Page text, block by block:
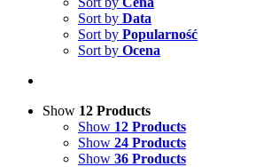
Sort by Data
Sort by Popularność
Sort by Ocena
Show 12 Products
Show 12 Products
Show 24 Products
Show 36 Products